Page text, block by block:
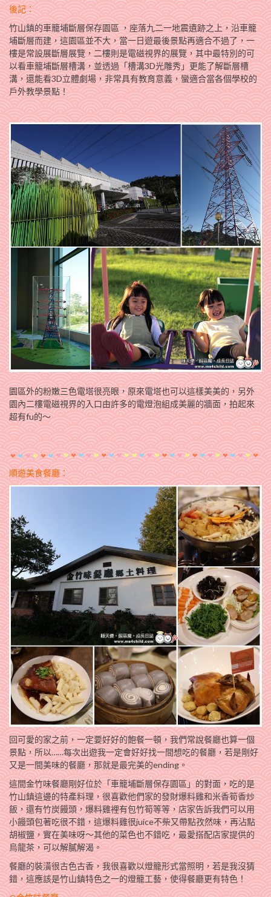
後記：
竹山鎮的車籠埔斷層保存園區 ，座落九二一地震遺跡之上，沿車籠
埔斷層而建，這園區並不大，當一日遊最後景點再適合不過了，一
樓是常設展斷層展覽，二樓則是電磁視界的展覽，其中最特別的可
以看車籠埔斷層槽溝，並透過「槽溝3D光雕秀」更能了解斷層槽
溝，還能看3D立體劇場，非常具有教育意義，蠻適合當各個學校的
戶外教學景點！
園區外的粉嫩三色電塔很亮眼，原來電塔也可以這樣美美的，另外
園內二樓電磁視界的入口由許多的電燈泡組成美麗的牆面，拍起來
超有fu的～
順遊美食餐廳：
回可愛的家之前，一定要好好的飽餐一頓，我們常說餐廳也算一個
景點，所以……每次出遊我一定會好好找一間想吃的餐廳，若是剛好
又是一間美味的餐廳，那就是最完美的ending。
這間金竹味餐廳剛好位於「車籠埔斷層保存園區」的對面，吃的是
竹山鎮這邊的特產料理，很喜歡他們家的發財爆料雞和米香筍香炒
飯，還有竹炭饅頭，爆料雞裡有包竹筍等等，店家告訴我們可以用
小饅頭包著吃很不錯，這爆料雞很juice不柴又帶點孜然味，再沾點
胡椒鹽，實在美味呀～其他的菜色也不錯吃，最愛搭配店家提供的
烏龍茶，可以解膩解渴。
餐廳的裝潢很古色古香，我很喜歡以燈籠形式當照明，若是我沒猜
錯，這應該是竹山鎮特色之一的燈籠工藝，使得餐廳更有特色！